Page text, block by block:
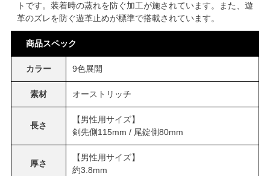
トです。装着時の蒸れを防ぐ加工が施されています。また、遊
革のズレを防ぐ遊革止めが標準で搭載されています。
商品スペック
カラー 9色展開
素材 オーストリッチ
長さ
【男性用サイズ】
剣先側115mm / 尾錠側80mm
厚さ
【男性用サイズ】
約3.8mm